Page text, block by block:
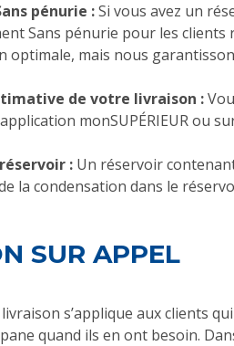
pénurie :Si vous avez un
Sans pénurie pour les
optimale, mais nous
de votre livraison :
monSUPÉRIEUR ou
: Un réservoir
la condensation dans le
SUR APPEL
s’applique aux clients
quand ils en ont besoin.